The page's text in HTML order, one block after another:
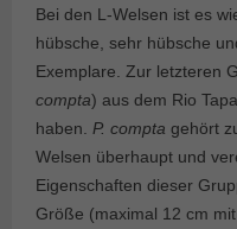
Bei den L-Welsen ist es
hübsche, sehr hübsche
Exemplare. Zur letzteren
compta) aus dem Rio
haben. P. compta gehört
Welsen überhaupt und
Eigenschaften dieser
Größe (maximal 12 cm